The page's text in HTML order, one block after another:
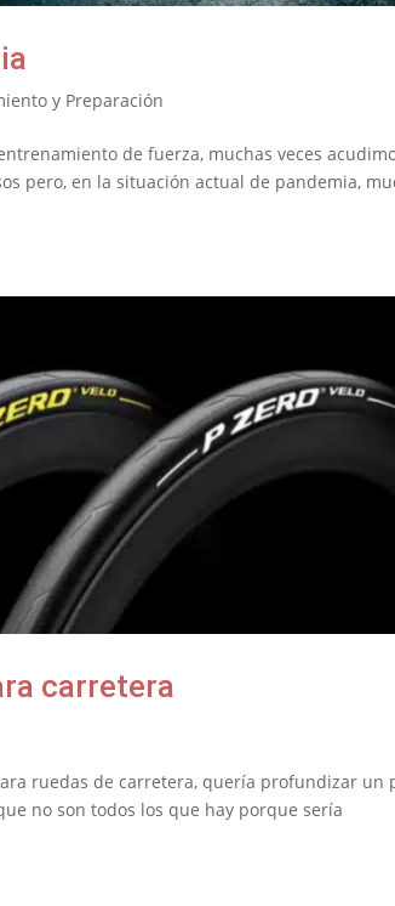
y Preparación
de fuerza, muchas veces
pero, en la situación actual de pandemia,
carretera
ruedas de carretera, quería profundizar un
no son todos los que hay porque sería